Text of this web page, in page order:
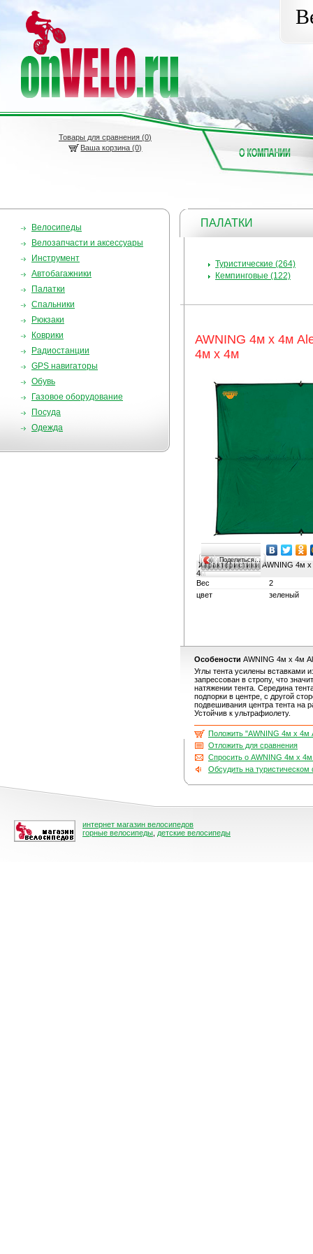
Товары для сравнения (0)
Ваша корзина (0)
Велосипеды
Велозапчасти и аксессуары
Инструмент
Автобагажники
Палатки
Спальники
Рюкзаки
Коврики
Радиостанции
GPS навигаторы
Обувь
Газовое оборудование
Посуда
Одежда
ПАЛАТКИ
Туристические (264)
Кемпинговые (122)
AWNING 4м х 4м
4м х 4м
Поделиться…
ХарактеристикиAWNING 4м х
4м
Вес
2
цвет
зеленый
Особености AWNING 4м х 4м
Углы тента усилены вставками
запрессован в стропу, что
натяжении тента. Cередина
подпорки в центре, с другой
подвешивания центра тента на
Устойчив к ультрафиолету.
Положить "AWNING 4м х 4м
Отложить для сравнения
Спросить о AWNING 4м х
Обсудить на
интернет магазин велосипедов
горные велосипеды детские велосипеды